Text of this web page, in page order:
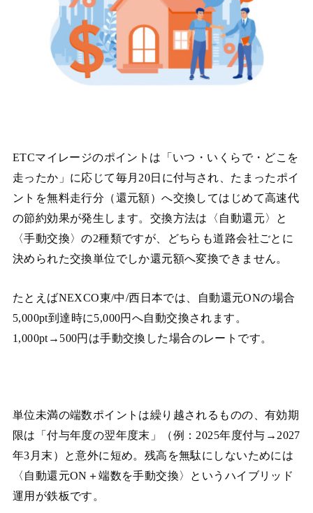
ETCマイレージのポイントは「いつ・いくらで・どこを
走ったか」に応じて毎月20日に付与され、たまったポイ
ントを無料走行分（還元額）へ交換してはじめて高速代
の節約効果が発生します。交換方法は〈自動還元〉と
〈手動交換〉の2種類ですが、どちらも道路会社ごとに
決められた交換単位でしか還元額へ変換できません。
たとえばNEXCO東/中/西日本では、自動還元ONの場合
5,000pt到達時に5,000円へ自動交換されます。
1,000pt→500円は手動交換した場合のレートです。
単位未満の端数ポイントは繰り越されるものの、有効期
限は「付与年度の翌年度末」（例：2025年度付与→2027
年3月末）と意外に短め。残高を無駄にしないためには
〈自動還元ON＋端数を手動交換〉というハイブリッド
運用が鉄板です。